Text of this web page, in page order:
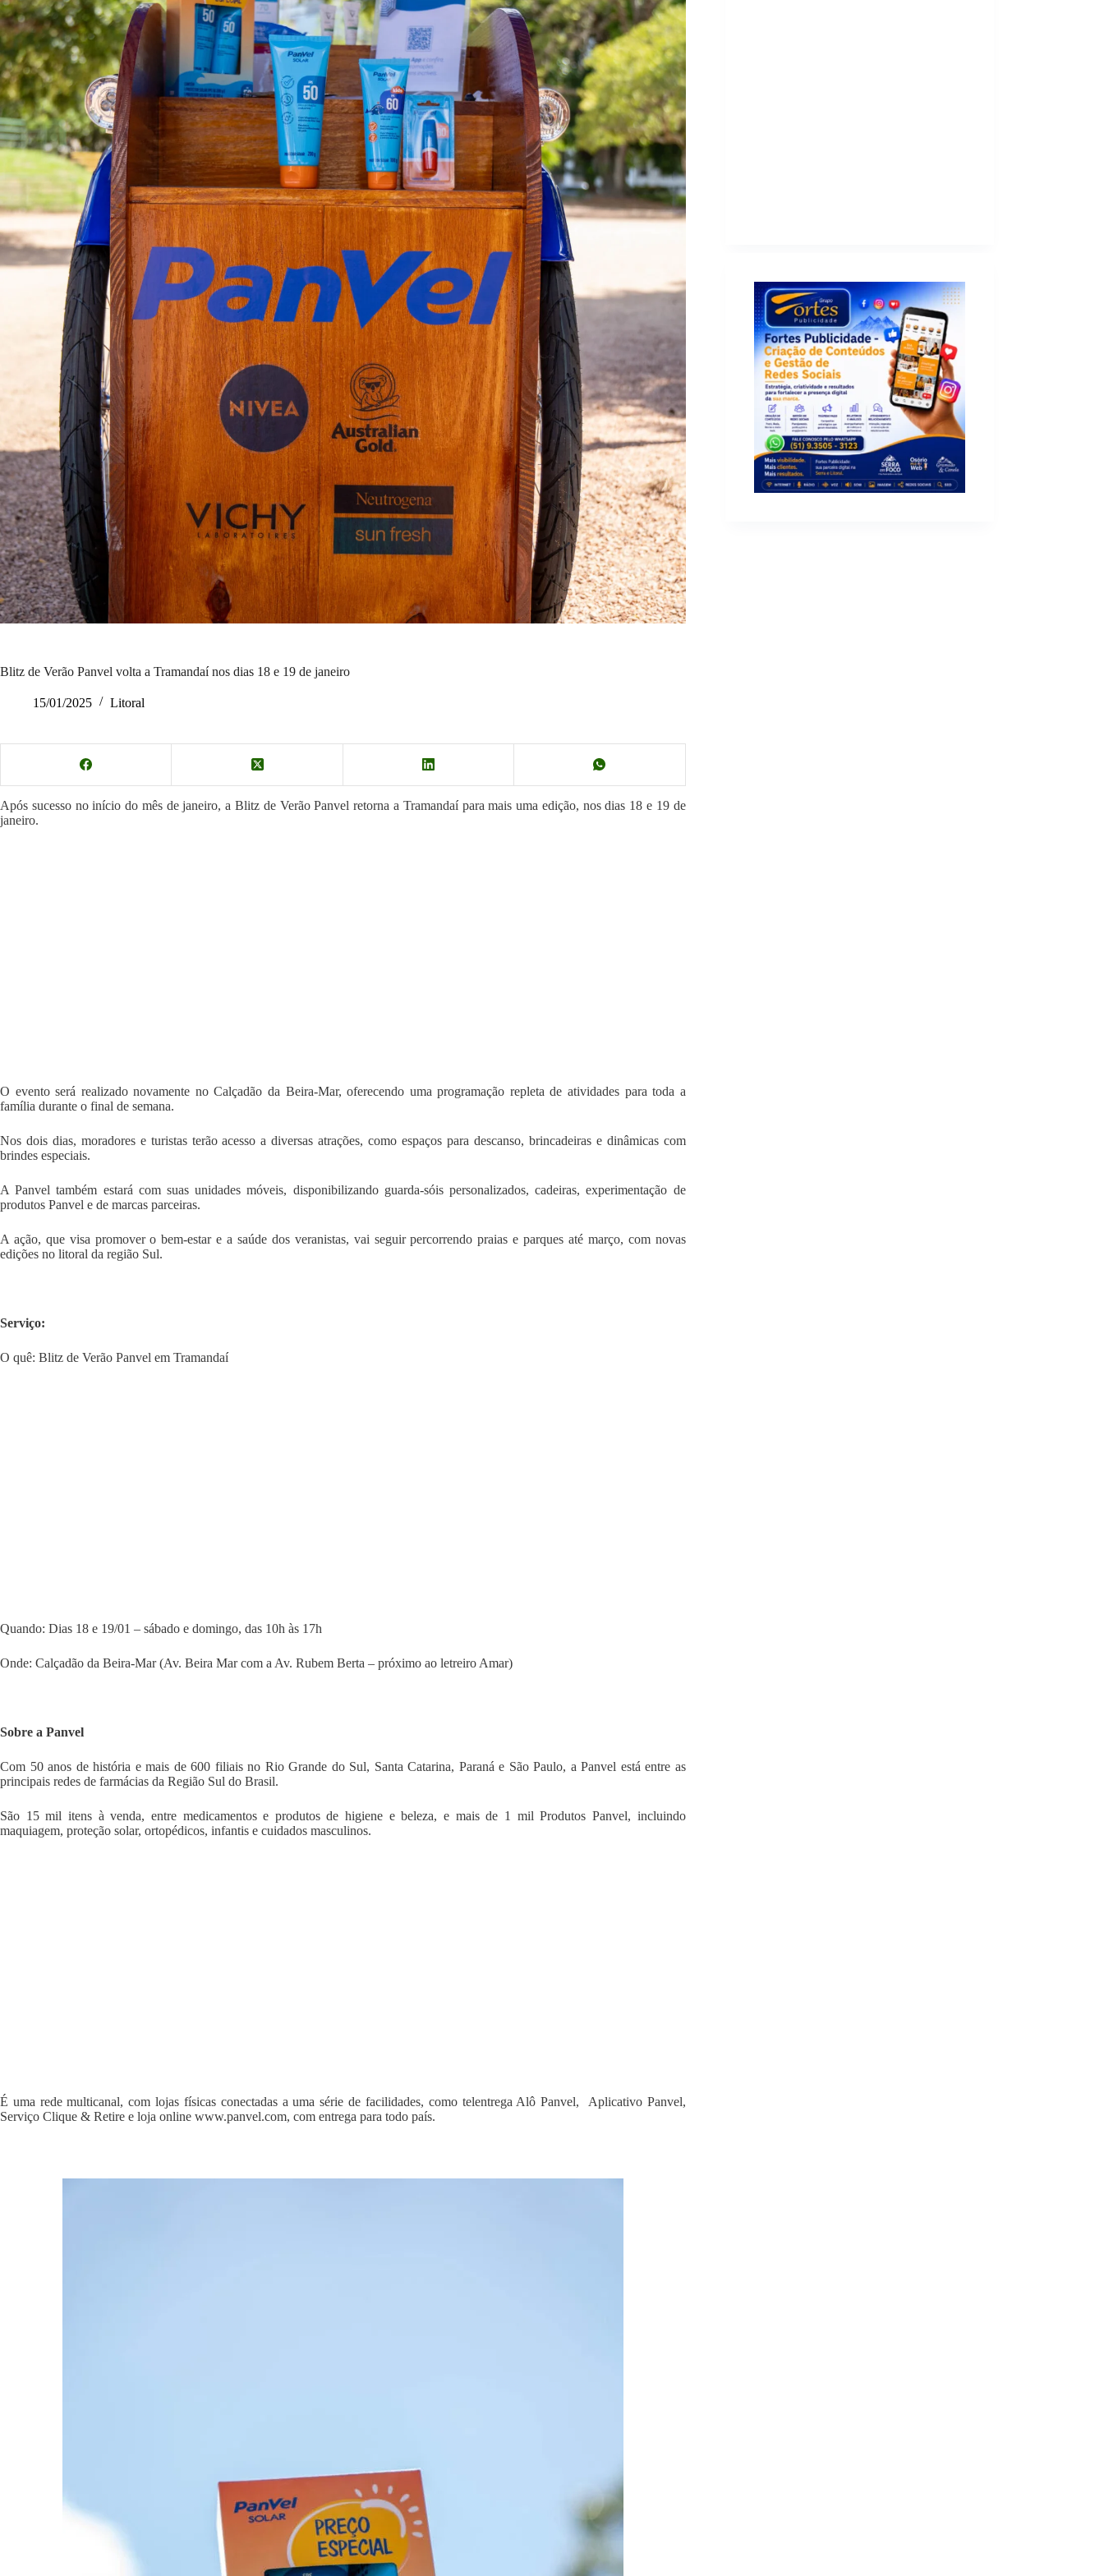
Blitz de Verão Panvel volta a Tramandaí nos dias 18 e 19 de janeiro
15/01/2025 Litoral
Após sucesso no início do mês de janeiro, a Blitz de Verão Panvel retorna a Tramandaí para mais uma edição, nos dias 18 e 19 de
janeiro.
O evento será realizado novamente no Calçadão da Beira-Mar, oferecendo uma programação repleta de atividades para toda a
família durante o final de semana.
Nos dois dias, moradores e turistas terão acesso a diversas atrações, como espaços para descanso, brincadeiras e dinâmicas com
brindes especiais.
A Panvel também estará com suas unidades móveis, disponibilizando guarda-sóis personalizados, cadeiras, experimentação de
produtos Panvel e de marcas parceiras.
A ação, que visa promover o bem-estar e a saúde dos veranistas, vai seguir percorrendo praias e parques até março, com novas
edições no litoral da região Sul.
Serviço:
O quê: Blitz de Verão Panvel em Tramandaí
Quando: Dias 18 e 19/01 – sábado e domingo, das 10h às 17h
Onde: Calçadão da Beira-Mar (Av. Beira Mar com a Av. Rubem Berta – próximo ao letreiro Amar)
Sobre a Panvel
Com 50 anos de história e mais de 600 filiais no Rio Grande do Sul, Santa Catarina, Paraná e São Paulo, a Panvel está entre as
principais redes de farmácias da Região Sul do Brasil.
São 15 mil itens à venda, entre medicamentos e produtos de higiene e beleza, e mais de 1 mil Produtos Panvel, incluindo
maquiagem, proteção solar, ortopédicos, infantis e cuidados masculinos.
É uma rede multicanal, com lojas físicas conectadas a uma série de facilidades, como telentrega Alô Panvel, Aplicativo Panvel,
Serviço Clique & Retire e loja online www.panvel.com, com entrega para todo país.